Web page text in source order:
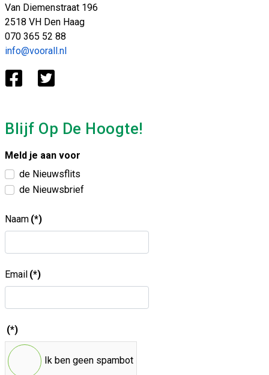
Van Diemenstraat 196
2518 VH Den Haag
070 365 52 88
info@voorall.nl
Blijf Op De Hoogte!
Meld je aan voor
de Nieuwsflits
de Nieuwsbrief
Naam (*)
Email (*)
(*)
Ik ben geen spambot